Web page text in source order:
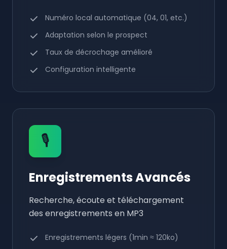
Numéro local automatique (04, 01, etc.)
Adaptation selon le prospect
Taux de décrochage amélioré
Configuration intelligente
🎙️
Enregistrements Avancés
Recherche, écoute et téléchargement
des enregistrements en MP3
Enregistrements légers (1min ≈ 120ko)